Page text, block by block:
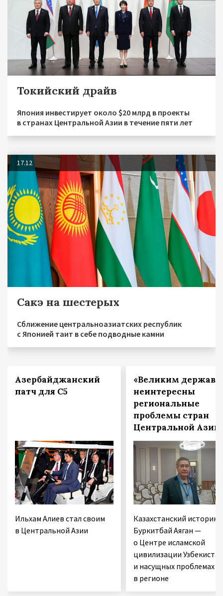
Токийский драйв
Япония инвестирует около $20 млрд в проекты
в странах Центральной Азии в течение пяти лет
17.12
Сакэ на шестерых
Сближение центральноазиатских республик
с Японией таит в себе подводные камни
Азербайджанский
патч для С5
Ильхам Алиев стал своим
в Центральной Азии
«Великим
неинтересны
региональные
проблемы стран
Центральной
Казахстанский историк
Буркитбай Аяган —
о Центре исламской
цивилизации
и насущных проблемах
в регионе